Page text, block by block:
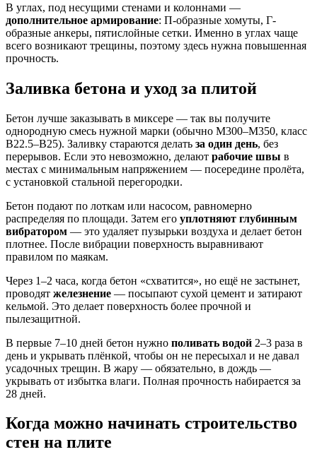
В углах, под несущими стенами и колоннами —
дополнительное армирование: П-образные хомуты, Г-
образные анкеры, пятислойные сетки. Именно в углах чаще
всего возникают трещины, поэтому здесь нужна повышенная
прочность.
Заливка бетона и уход за плитой
Бетон лучше заказывать в миксере — так вы получите
однородную смесь нужной марки (обычно М300–М350, класс
B22.5–B25). Заливку стараются делать за один день, без
перерывов. Если это невозможно, делают рабочие швы в
местах с минимальным напряжением — посередине пролёта,
с установкой стальной перегородки.
Бетон подают по лоткам или насосом, равномерно
распределяя по площади. Затем его уплотняют глубинным
вибратором — это удаляет пузырьки воздуха и делает бетон
плотнее. После вибрации поверхность выравнивают
правилом по маякам.
Через 1–2 часа, когда бетон «схватится», но ещё не застынет,
проводят железнение — посыпают сухой цемент и затирают
кельмой. Это делает поверхность более прочной и
пылезащитной.
В первые 7–10 дней бетон нужно поливать водой 2–3 раза в
день и укрывать плёнкой, чтобы он не пересыхал и не давал
усадочных трещин. В жару — обязательно, в дождь —
укрывать от избытка влаги. Полная прочность набирается за
28 дней.
Когда можно начинать строительство
стен на плите